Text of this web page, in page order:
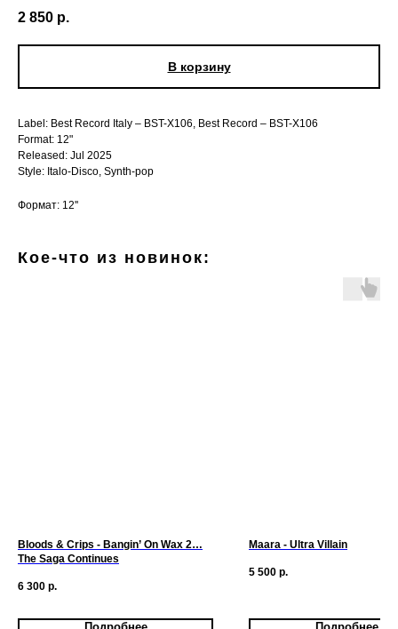
2 850 р.
В корзину
Label: Best Record Italy – BST-X106, Best Record – BST-X106
Format: 12"
Released: Jul 2025
Style: Italo-Disco, Synth-pop
Формат: 12''
Кое-что из новинок:
Bloods & Crips - Bangin’ On Wax 2…
The Saga Continues
6 300 р.
Maara - Ultra Villain
5 500 р.